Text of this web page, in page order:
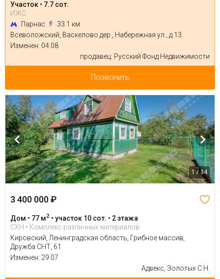
Участок • 7.7 сот.
ИЖС
Парнас
33.1 км
Всеволожский, Васкелово дер., Набережная ул., д 13
Изменен: 04.08
продавец: Русский Фонд Недвижимости
Позвонить
1 / 34
3 400 000 ₽
Дом • 77 м2 • участок 10 сот. • 2 этажа
СХН • Комплекс различных материалов
Кировский, Ленинградская область, Грибное массив,
Дружба СНТ, 61
Изменен: 29.07
Адвекс, Золотых С.Н.